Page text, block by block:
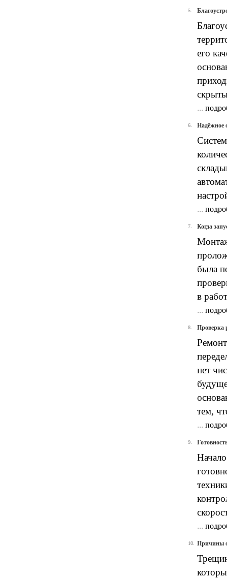
5.
его
...
6. Надёжное
...
7. Когда
была
в
...
8. Проверка
нет
тем,
...
9.
...
10. Причины